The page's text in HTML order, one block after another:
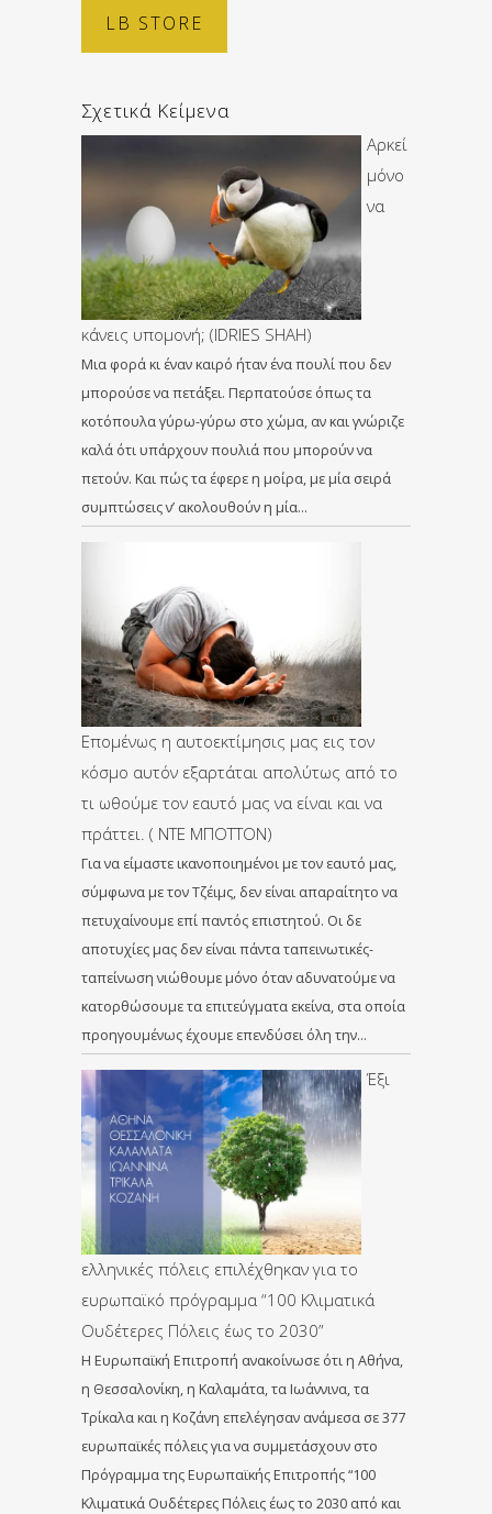
LB STORE
Σχετικά Κείμενα
Αρκεί
μόνο
να
κάνεις υπομονή; (IDRIES SHAH)
Μια φορά κι έναν καιρό ήταν ένα πουλί που δεν
μπορούσε να πετάξει. Περπατούσε όπως τα
κοτόπουλα γύρω-γύρω στο χώμα, αν και γνώριζε
καλά ότι υπάρχουν πουλιά που μπορούν να
πετούν. Και πώς τα έφερε η μοίρα, με μία σειρά
συμπτώσεις ν’ ακολουθούν η μία…
Επομένως η αυτοεκτίμησις μας εις τον
κόσμο αυτόν εξαρτάται απολύτως από το
τι ωθούμε τον εαυτό μας να είναι και να
πράττει. ( ΝΤΕ ΜΠΟΤΤΟΝ)
Για να είμαστε ικανοποιημένοι με τον εαυτό μας,
σύμφωνα με τον Τζέιμς, δεν είναι απαραίτητο να
πετυχαίνουμε επί παντός επιστητού. Οι δε
αποτυχίες μας δεν είναι πάντα ταπεινωτικές-
ταπείνωση νιώθουμε μόνο όταν αδυνατούμε να
κατορθώσουμε τα επιτεύγματα εκείνα, στα οποία
προηγουμένως έχουμε επενδύσει όλη την…
Έξι
ελληνικές πόλεις επιλέχθηκαν για το
ευρωπαϊκό πρόγραμμα “100 Κλιματικά
Ουδέτερες Πόλεις έως το 2030”
Η Ευρωπαϊκή Επιτροπή ανακοίνωσε ότι η Αθήνα,
η Θεσσαλονίκη, η Καλαμάτα, τα Ιωάννινα, τα
Τρίκαλα και η Κοζάνη επελέγησαν ανάμεσα σε 377
ευρωπαϊκές πόλεις για να συμμετάσχουν στο
Πρόγραμμα της Ευρωπαϊκής Επιτροπής “100
Κλιματικά Ουδέτερες Πόλεις έως το 2030 από και